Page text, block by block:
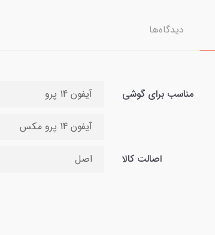
دیدگاه‌ها
مناسب برای گوشی آیفون 14 پرو
آیفون 14 پرو مکس
اصالت کالا اصل